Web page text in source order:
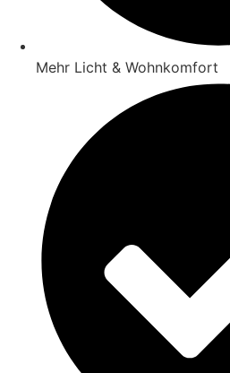
Mehr Licht & Wohnkomfort